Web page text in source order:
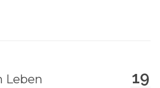
19
Leben